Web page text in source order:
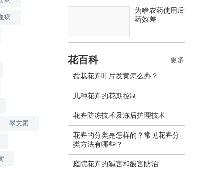
病
翠文素
为啥农药使用后
药效差
花百科
盆栽花卉叶片发黄怎么办？
几种花卉的花期控制
花卉防冻技术及冻后护理技术
花卉的分类是怎样的？常见花卉分
类方法有哪些？
庭院花卉的碱害和酸害防治
更多